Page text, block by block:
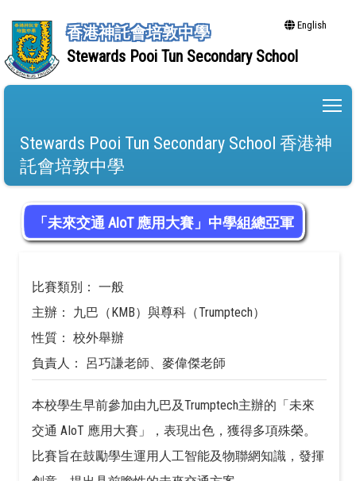
香港神託會培敦中學
Stewards Pooi Tun Secondary School
English
Stewards Pooi Tun Secondary School 香港神
託會培敦中學
「未來交通 AIoT 應用大賽」中學組總亞軍
比賽類別： 一般
主辦： 九巴（KMB）與尊科（Trumptech）
性質： 校外舉辦
負責人： 呂巧謙老師、麥偉傑老師
本校學生早前參加由九巴及Trumptech主辦的「未來
交通 AIoT 應用大賽」，表現出色，獲得多項殊榮。
比賽旨在鼓勵學生運用人工智能及物聯網知識，發揮